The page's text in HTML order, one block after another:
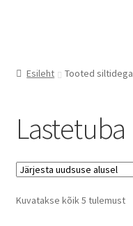
Otsing
Kontakt
Meist
Esileht Tooted
Lastetuba
Kuvatakse kõik 5 tulemust